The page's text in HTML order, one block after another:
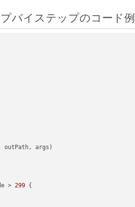
バイステップのコード例
> 299 {